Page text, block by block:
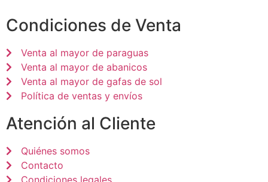
Condiciones de Venta
Venta al mayor de paraguas
Venta al mayor de abanicos
Venta al mayor de gafas de sol
Política de ventas y envíos
Atención al Cliente
Quiénes somos
Contacto
Condiciones legales